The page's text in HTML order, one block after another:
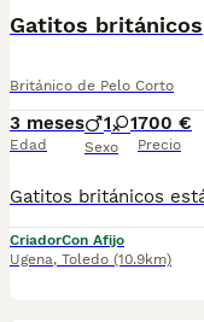
Gatitos británicos
Británico de Pelo Corto
3 meses
Edad
1 1
Sexo
700 €
Precio
CriadorCon Afijo
Ugena, Toledo (10.9km)